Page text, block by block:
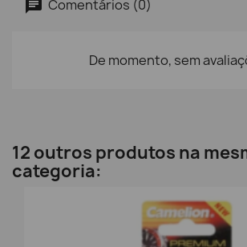
Comentários (0)
De momento, sem
12 outros produtos na
categoria: